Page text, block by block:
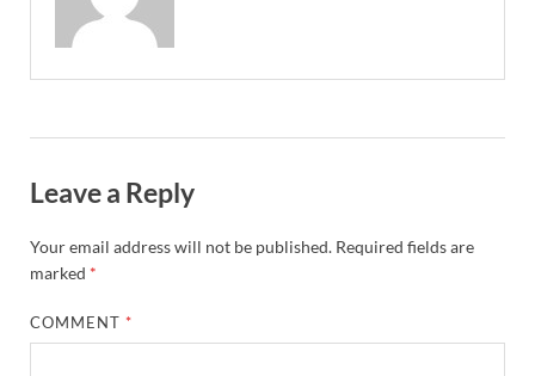
Leave a Reply
Your email address will not be published. Required fields are
marked *
COMMENT*